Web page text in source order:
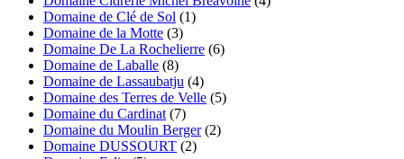
Domaine de Clé de Sol (1)
Domaine de la Motte (3)
Domaine De La Rochelierre (6)
Domaine de Laballe (8)
Domaine de Lassaubatju (4)
Domaine des Terres de Velle (5)
Domaine du Cardinat (7)
Domaine du Moulin Berger (2)
Domaine DUSSOURT (2)